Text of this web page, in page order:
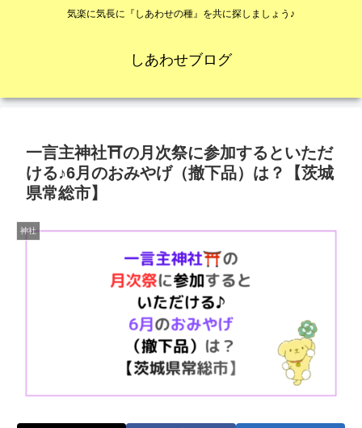
気楽に気長に『しあわせの種』を共に探しましょう♪
しあわせブログ
一言主神社⛩の月次祭に参加するといただ
ける♪6月のおみやげ（撤下品）は？【茨城
県常総市】
神社